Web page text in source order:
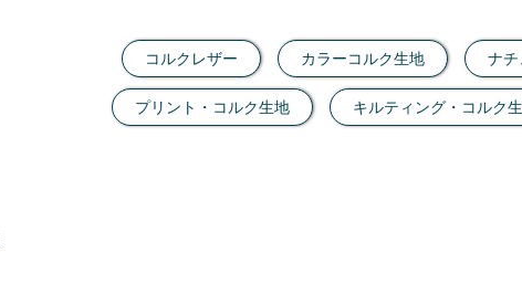
コルクレザー カラーコルク生地 ナ
プリント・コルク生地 キルティング・コルク